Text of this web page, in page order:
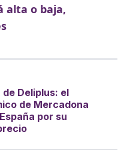
alta o baja,
Deliplus: el
de Mercadona
por su